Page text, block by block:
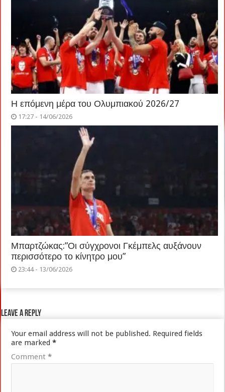
Η επόμενη μέρα του Ολυμπιακού 2026/27
17:27 - 14/06/2026
Μπαρτζώκας:”Οι σύγχρονοι Γκέμπελς αυξάνουν
περισσότερο το κίνητρο μου”
23:44 - 13/06/2026
Leave a Reply
Your email address will not be published. Required fields
are marked*
Comment*